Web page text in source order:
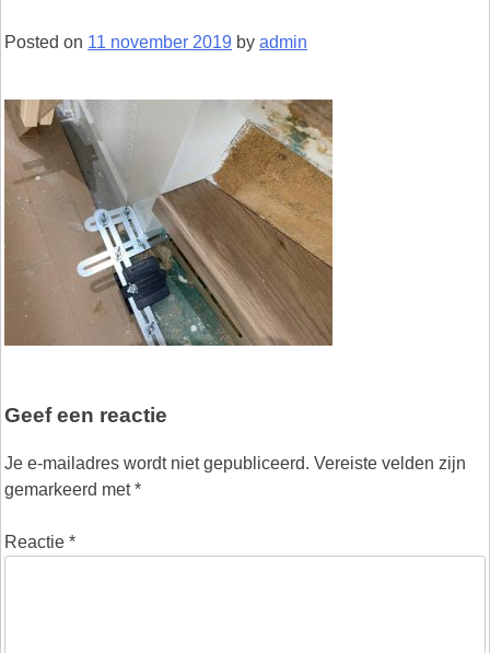
Posted on 11 november 2019 by admin
Geef een reactie
Je e-mailadres wordt niet gepubliceerd. Vereiste velden zijn
gemarkeerd met*
Reactie *